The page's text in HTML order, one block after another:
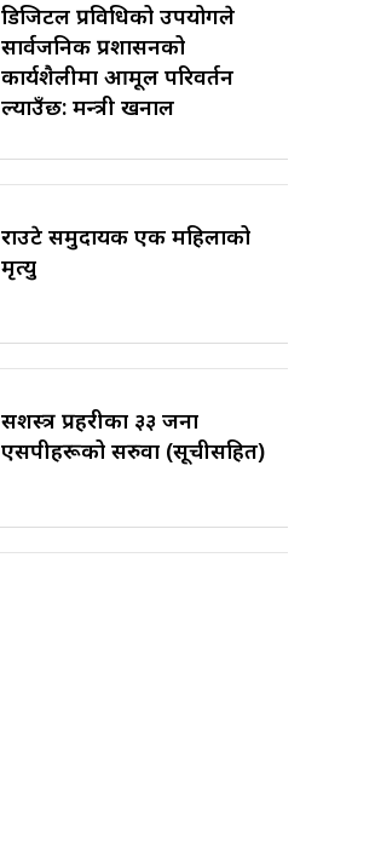
डिजिटल प्रविधिको उपयोगले
सार्वजनिक प्रशासनको
कार्यशैलीमा आमूल परिवर्तन
ल्याउँछ: मन्त्री खनाल
राउटे समुदायकी एक महिलाको
मृत्यु
सशस्त्र प्रहरीका ३३ जना
एसपीहरूको सरुवा (सूचीसहित)